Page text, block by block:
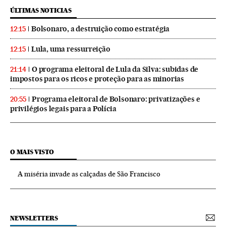
ÚLTIMAS NOTICIAS
12:15 Bolsonaro, a destruição como estratégia
12:15 Lula, uma ressurreição
21:14
O programa eleitoral de Lula da Silva: subidas de
impostos para os ricos e proteção para as minorias
20:55
Programa eleitoral de Bolsonaro: privatizações e
privilégios legais para a Polícia
O MAIS VISTO
A miséria invade as calçadas de São Francisco
NEWSLETTERS